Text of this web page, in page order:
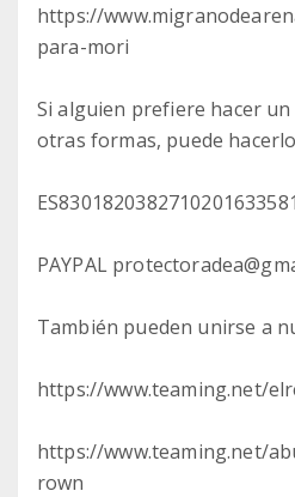
https://
para-mori
Si alguien prefiere hacer
otras formas, puede
ES8301820382710201633581
PAYPAL
También pueden unirse a
https://www.teaming.net/
https://www.teaming.net/
rown